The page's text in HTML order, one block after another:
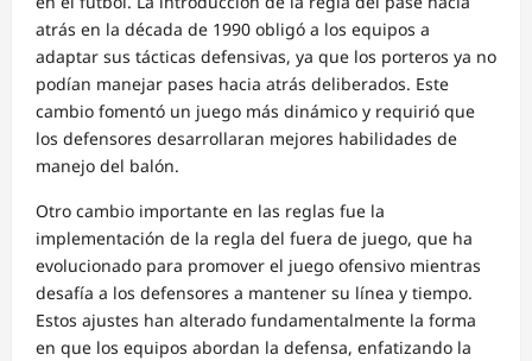
atrás en la década de 1990 obligó a los equipos a
adaptar sus tácticas defensivas, ya que los porteros ya no
podían manejar pases hacia atrás deliberados. Este
cambio fomentó un juego más dinámico y requirió que
los defensores desarrollaran mejores habilidades de
manejo del balón.
Otro cambio importante en las reglas fue la
implementación de la regla del fuera de juego, que ha
evolucionado para promover el juego ofensivo mientras
desafía a los defensores a mantener su línea y tiempo.
Estos ajustes han alterado fundamentalmente la forma
en que los equipos abordan la defensa, enfatizando la